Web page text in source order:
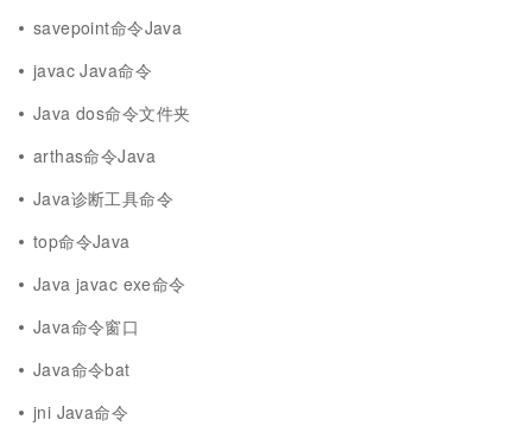
savepoint命令Java
javac Java命令
Java dos命令文件夹
arthas命令Java
Java诊断工具命令
top命令Java
Java javac exe命令
Java命令窗口
Java命令bat
jni Java命令